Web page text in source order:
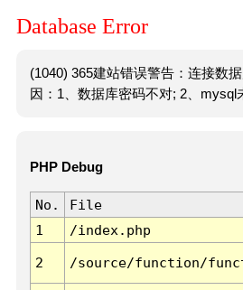
Database Error
(1040) 365建站错误警告：连接数
因：1、数据库密码不对; 2、mysql
PHP Debug
No. File
1
/index.php
2 /source/function/